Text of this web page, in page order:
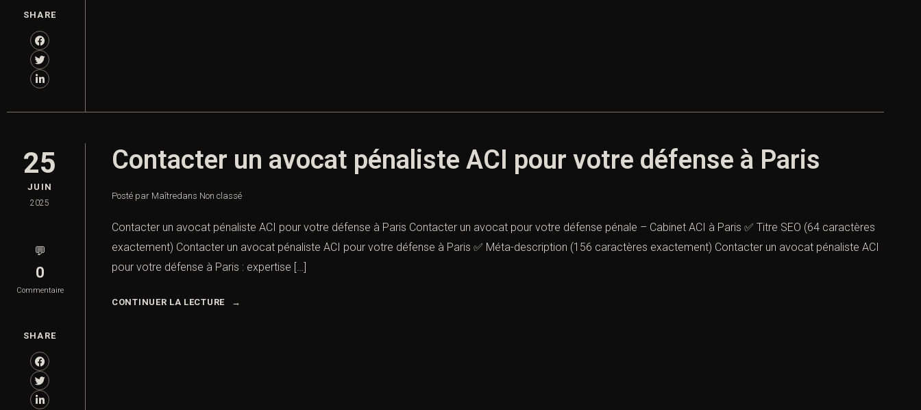
SHARE
25
JUIN
2025
💬
0
Commentaire
SHARE
Contacter un avocat pénaliste ACI pour votre défense à Paris
Posté par Maîtredans Non classé
Contacter un avocat pénaliste ACI pour votre défense à Paris Contacter un avocat pour votre défense pénale – Cabinet ACI à Paris ✅ Titre SEO (64 caractères
exactement) Contacter un avocat pénaliste ACI pour votre défense à Paris ✅ Méta-description (156 caractères exactement) Contacter un avocat pénaliste ACI
pour votre défense à Paris : expertise […]
CONTINUER LA LECTURE